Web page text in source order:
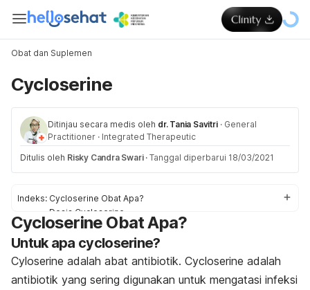
Obat dan Suplemen
Cycloserine
Ditinjau secara medis oleh dr. Tania Savitri · General
Practitioner · Integrated Therapeutic
Ditulis oleh Risky Candra Swari · Tanggal diperbarui 18/03/2021
Indeks: Cycloserine Obat Apa?
Dosis Cycloserine
Efek samping Cycloserine
Peringatan dan Perhatian Obat Cycloserine
Interaksi Obat Cycloserine
Overdosis Cycloserine
Cycloserine Obat Apa?
Untuk apa cycloserine?
Cyloserine adalah abat antibiotik. Cycloserine adalah
antibiotik yang sering digunakan untuk mengatasi infeksi